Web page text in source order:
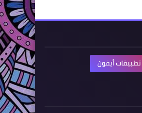
تطبيقات أيفون